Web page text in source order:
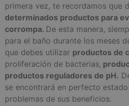
primera vez, te recordamos que
determinados productos para
corrompa. De esta manera,
para el baño durante los meses
que debes utilizar productos de
proliferación de bacterias,
productos reguladores de pH.
se encontrará en perfecto
problemas de sus beneficios.